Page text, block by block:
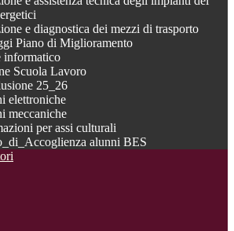
e diagnostica dei mezzi di trasporto
Piano di Miglioramento
informatico
Scuola Lavoro
25_26
elettroniche
meccaniche
per assi culturali
alunni BES